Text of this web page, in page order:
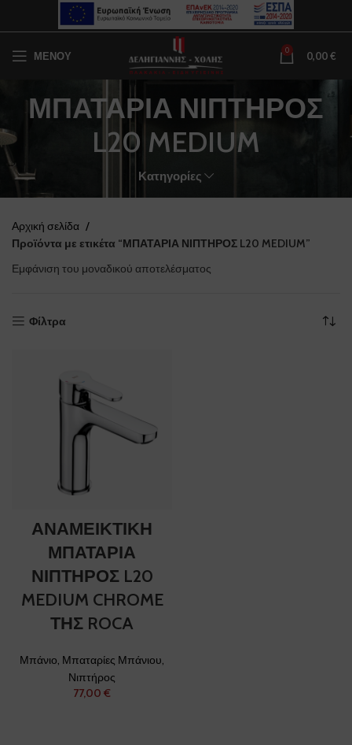
ΜΕΝΟΥ 0 0,00€
ΜΠΑΤΑΡΙΑ ΝΙΠΤΗΡΟΣ
L20 MEDIUM
Κατηγορίες
Αρχική σελίδα
Προϊόντα με ετικέτα “ΜΠΑΤΑΡΙΑ ΝΙΠΤΗΡΟΣ L20 MEDIUM”
Εμφάνιση του μοναδικού αποτελέσματος
Φίλτρα
ΑΝΑΜΕΙΚΤΙΚΗ
ΜΠΑΤΑΡΙΑ
ΝΙΠΤΗΡΟΣ L20
MEDIUM CHROME
ΤΗΣ ROCA
Μπάνιο, Μπαταρίες Μπάνιου,
Νιπτήρος
€